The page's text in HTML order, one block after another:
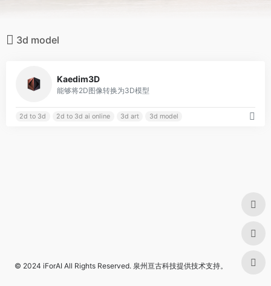
3d model
Kaedim3D
能够将2D图像转换为3D模型
2d to 3d 2d to 3d ai online 3d art 3d model
© 2024 iForAI All Rights Reserved. 泉州亘古科技提供技术支持。